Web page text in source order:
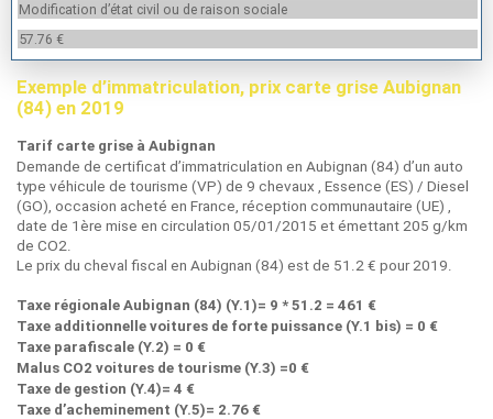
Modification d’état civil ou de raison sociale
57.76 €
Exemple d’immatriculation, prix carte grise Aubignan
(84) en 2019
Tarif carte grise à Aubignan
Demande de certificat d’immatriculation en Aubignan (84) d’un auto
type véhicule de tourisme (VP) de 9 chevaux , Essence (ES) / Diesel
(GO), occasion acheté en France, réception communautaire (UE) ,
date de 1ère mise en circulation 05/01/2015 et émettant 205 g/km
de CO2.
Le prix du cheval fiscal en Aubignan (84) est de 51.2 € pour 2019.
Taxe régionale Aubignan (84) (Y.1)= 9 * 51.2 = 461 €
Taxe additionnelle voitures de forte puissance (Y.1 bis) = 0 €
Taxe parafiscale (Y.2) = 0 €
Malus CO2 voitures de tourisme (Y.3) =0 €
Taxe de gestion (Y.4)= 4 €
Taxe d’acheminement (Y.5)= 2.76 €